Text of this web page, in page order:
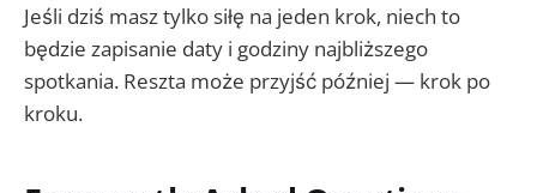
Jeśli dziś masz tylko siłę na jeden krok, niech to
będzie zapisanie daty i godziny najbliższego
spotkania. Reszta może przyjść później — krok po
kroku.